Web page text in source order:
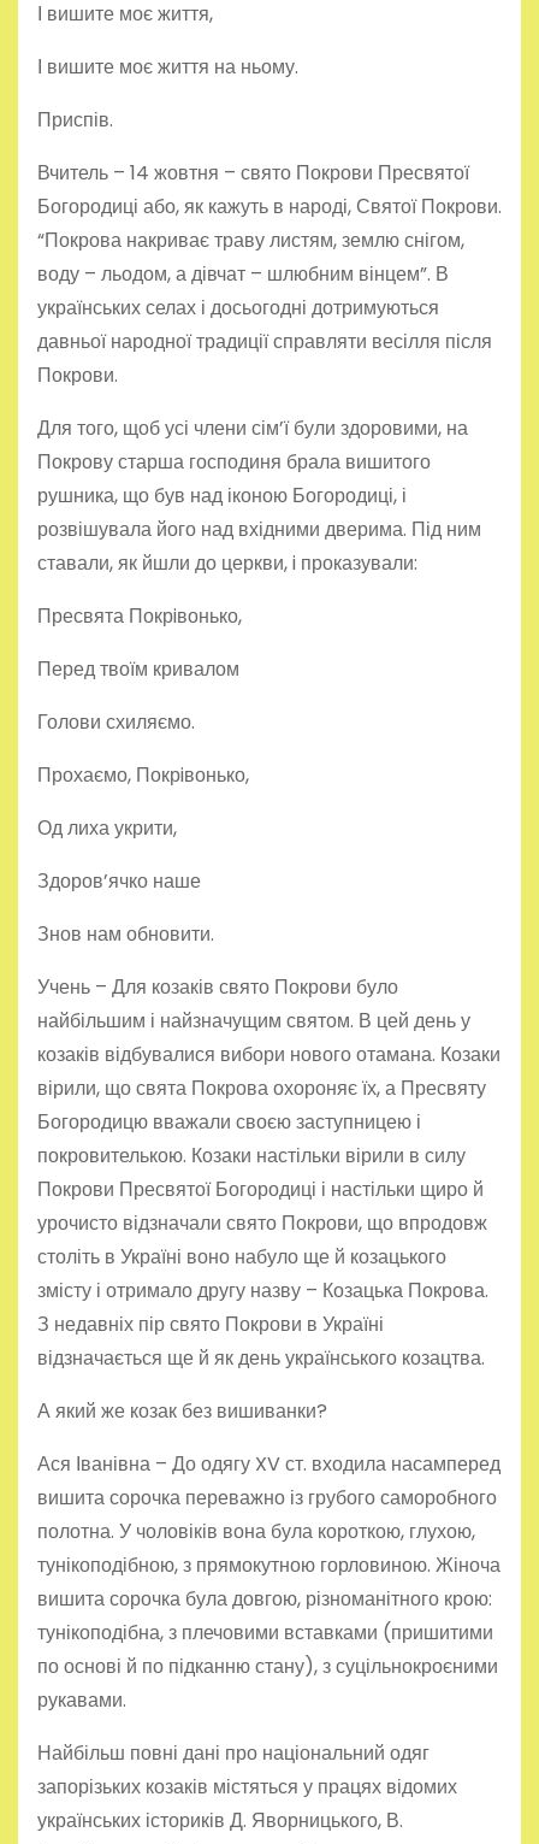
І вишите моє життя,
І вишите моє життя на ньому.
Приспів.
Вчитель – 14 жовтня – свято Покрови Пресвятої
Богородиці або, як кажуть в народі, Святої Покрови.
“Покрова накриває траву листям, землю снігом,
воду – льодом, а дівчат – шлюбним вінцем”. В
українських селах і досьогодні дотримуються
давньої народної традиції справляти весілля після
Покрови.
Для того, щоб усі члени сім’ї були здоровими, на
Покрову старша господиня брала вишитого
рушника, що був над іконою Богородиці, і
розвішувала його над вхідними дверима. Під ним
ставали, як йшли до церкви, i проказували:
Пресвята Покрiвонько,
Перед твоїм кривалом
Голови схиляємо.
Прохаємо, Покрiвонько,
Од лиха укрити,
Здоров’ячко наше
Знов нам обновити.
Учень – Для козаків свято Покрови було
найбільшим і найзначущим святом. В цей день у
козаків відбувалися вибори нового отамана. Козаки
вірили, що свята Покрова охороняє їх, а Пресвяту
Богородицю вважали своєю заступницею і
покровителькою. Козаки настільки вірили в силу
Покрови Пресвятої Богородиці і настільки щиро й
урочисто відзначали свято Покрови, що впродовж
століть в Україні воно набуло ще й козацького
змісту і отримало другу назву – Козацька Покрова.
З недавніх пір свято Покрови в Україні
відзначається ще й як день українського козацтва.
А який же козак без вишиванки?
Ася Іванівна – До одягу XV ст. входила насамперед
вишита сорочка переважно із грубого саморобного
полотна. У чоловіків вона була короткою, глухою,
тунікоподібною, з прямокутною горловиною. Жіноча
вишита сорочка була довгою, різноманітного крою:
тунікоподібна, з плечовими вставками (пришитими
по основі й по підканню стану), з суцільнокроєними
рукавами.
Найбільш повні дані про національний одяг
запорізьких козаків містяться у працях відомих
українських істориків Д. Яворницького, В.